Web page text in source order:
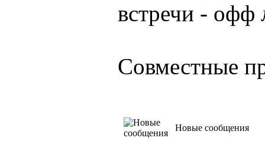
встречи - офф
Совместные
Новые сообщения